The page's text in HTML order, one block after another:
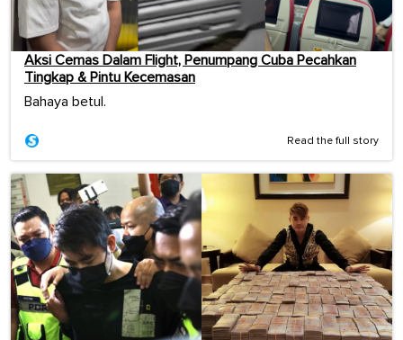
Aksi Cemas Dalam Flight, Penumpang Cuba Pecahkan
Tingkap & Pintu Kecemasan
Bahaya betul.
Read the full story